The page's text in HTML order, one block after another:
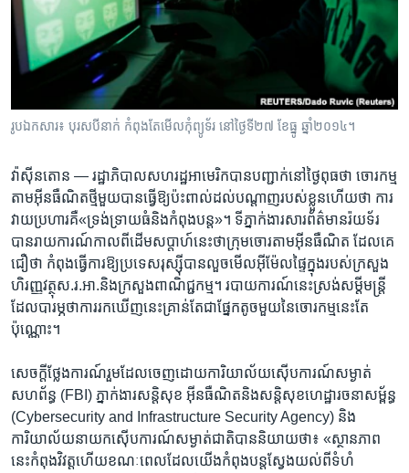
ទំព័រ​
រចនា
សម្ព័ន្ធ​
រំលង​
ទំព័រ​
ស្វែង​
រក
កម្មវិធីទាំងអស់
Khmer English
បណ្តាញ​សង្គម
ភាសា
រូបឯកសារ៖ បុរស​បីនាក់​​ កំពុង​តែ​មើល​​កុំព្យូទ័រ​​​ នៅ​ថ្ងៃទី២៧ ខែធ្នូ ឆ្នាំ២០១៤។
វ៉ាស៊ីនតោន — រដ្ឋាភិបាល​សហរដ្ឋ​អាមេរិក​បាន​បញ្ជាក់​នៅ​ថ្ងៃពុធ​ថា​ ចោរកម្ម​
តាម​អ៊ីនធឺណិត​ថ្មី​មួយ​បាន​ធ្វើ​ឱ្យ​ប៉ះពាល់​ដល់​បណ្តាញ​របស់​ខ្លួន​ហើយ​ថា​ ការ
វាយ​ប្រហារ​គឺ​«ទ្រង់ទ្រាយ​ធំ​និង​កំពុង​បន្ត»។​ ទីភ្នាក់ងារ​សារព័ត៌មាន​រ៉យទ័រ​
បាន​រាយការណ៍​កាលពី​ដើម​សប្តាហ៍​នេះ​ថាក្រុម​ចោរតាម​អ៊ីនធឺណិត​ ដែល​គេ​
ជឿ​ថា​ កំពុង​ធ្វើការ​ឱ្យ​ប្រទេស​រុស្ស៊ី​បាន​លួចមើល​អ៊ីម៉ែល​ផ្ទៃ​ក្នុង​របស់​ក្រសួង​
ហិរញ្ញវត្ថុ​ស.រ.អា.​និង​ក្រសួង​ពាណិជ្ជកម្ម។​ របាយការណ៍​នេះ​ស្រង់​សម្តី​មន្ត្រី
ដែល​បារម្ភ​ថា​ការរកឃើញ​នេះ​គ្រាន់​តែ​ជា​ផ្នែក​តូច​មួយ​នៃ​ចោរកម្ម​នេះ​តែ​
ប៉ុណ្ណោះ។
សេចក្តី​ថ្លែងការណ៍​រួម​ដែល​ចេញដោយ​ការិយាល័យ​ស៊ើបការណ៍​សម្ងាត់​
សហព័ន្ធ ​(FBI) ​ភ្នាក់ងារ​សន្តិសុខ​ អ៊ីនធឺណិត​និង​សន្តិសុខ​ហេដ្ឋារចនា​សម្ព័ន្ធ
​(Cybersecurity and Infrastructure Security Agency)​ និង​
ការិយាល័យ​នាយក​ស៊ើបការណ៍​សម្ងាត់​ជាតិ​បាន​និយាយ​ថា៖ «ស្ថានភាព​
នេះ​កំពុង​វិវត្ត​ហើយ​ខណៈពេល​ដែល​យើង​កំពុង​បន្ត​ស្វែងយល់​ពីទំហំ​